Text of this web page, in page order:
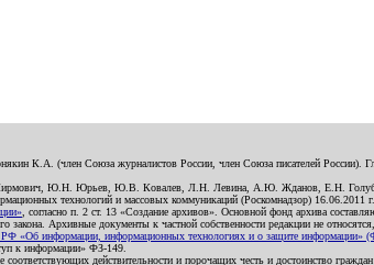
К.А. (член Союза журналистов России, член Союза писателей
Мирмович, Ю.Н. Юрьев, Ю.В. Ковалев, Л.Н. Левина, А.Ю. Жданов, Е.Н.
технологий и массовых коммуникаций (Роскомнадзор) 16.06.2011
, согласно п. 2 ст. 13 «Создание архивов». Основной фонд архива
Архивные документы к частной собственности редакции не
РФ «Об информации, информационных технологиях и о защите информации»
к информации» ФЗ-149.
действительности и порочащих честь и достоинство